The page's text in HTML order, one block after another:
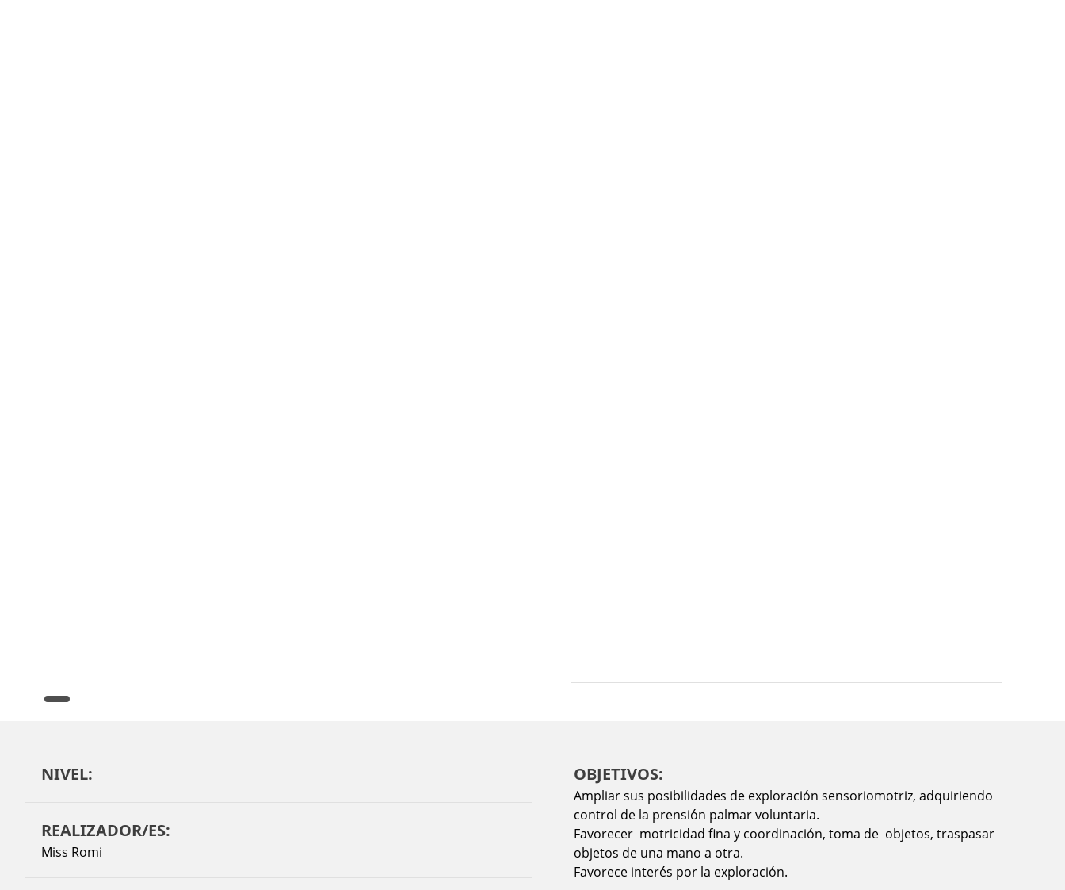
NIVEL:
REALIZADOR/ES:
Miss Romi
OBJETIVOS:
Ampliar sus posibilidades de exploración sensoriomotriz, adquiriendo
control de la prensión palmar voluntaria.
Favorecer motricidad fina y coordinación, toma de objetos, traspasar
objetos de una mano a otra.
Favorece interés por la exploración.